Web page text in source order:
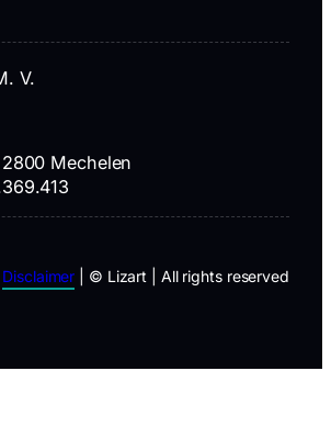
V.
Mechelen
Disclaimer | © Lizart | All rights reserved